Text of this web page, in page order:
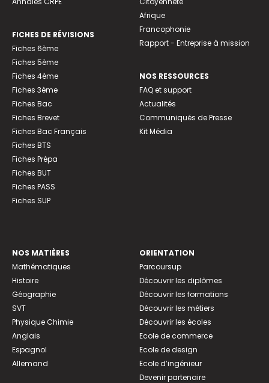
FICHES DE RÉVISIONS
Fiches 6ème
Fiches 5ème
Fiches 4ème
Fiches 3ème
Fiches Bac
Fiches Brevet
Fiches Bac Français
Fiches BTS
Fiches Prépa
Fiches BUT
Fiches PASS
Fiches SUP
Afrique
Francophonie
Rapport - Entreprise à mission
NOS RESSOURCES
FAQ et support
Actualités
Communiqués de Presse
Kit Média
NOS MATIÈRES
Mathématiques
Histoire
Géographie
SVT
Physique Chimie
Anglais
Espagnol
Allemand
ORIENTATION
Parcoursup
Découvrir les diplômes
Découvrir les formations
Découvrir les métiers
Découvrir les écoles
Ecole de commerce
Ecole de design
Ecole d’ingénieur
Devenir partenaire